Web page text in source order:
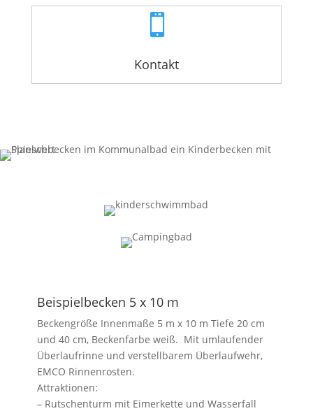

Kontakt
Beispielbecken 5 x 10 m
Beckengröße Innenmaße 5 m x 10 m Tiefe 20 cm
und 40 cm, Beckenfarbe weiß. Mit umlaufender
Überlaufrinne und verstellbarem Überlaufwehr,
EMCO Rinnenrosten.
Attraktionen:
– Rutschenturm mit Eimerkette und Wasserfall